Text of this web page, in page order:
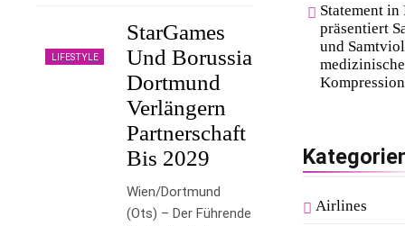
LIFESTYLE
StarGames
Und Borussia
Dortmund
Verlängern
Partnerschaft
Bis 2029
Wien/Dortmund
(ots) – Der Führende
Statement in
präsentiert
und
medizinische
Airlines